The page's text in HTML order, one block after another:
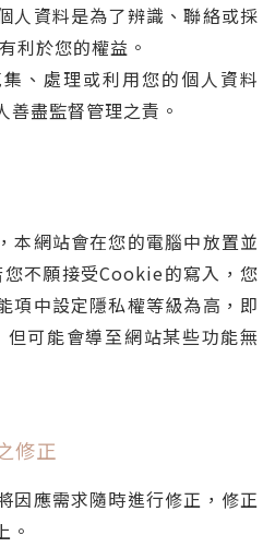
人資料是為了辨識、聯絡或採
利於您的權益。
、處理或利用您的個人資料
善盡監督管理之責。
本網站會在您的電腦中放置並
不願接受Cookie的寫入，您
項中設定隱私權等級為高，即
可能會導至網站某些功能無
修正
因應需求隨時進行修正，修正
。